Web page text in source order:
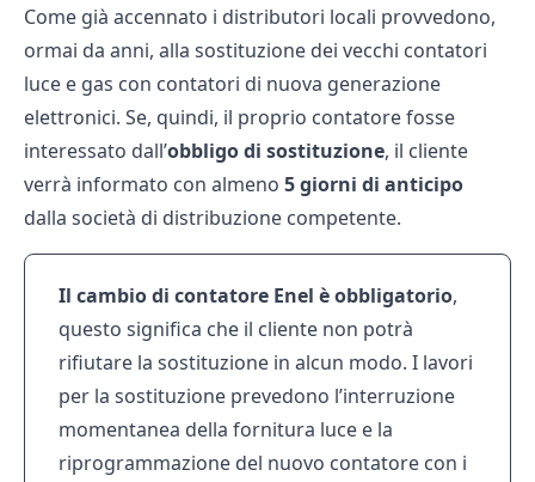
Come già accennato i distributori locali provvedono,
ormai da anni, alla sostituzione dei vecchi contatori
luce e gas con contatori di nuova generazione
elettronici. Se, quindi, il proprio contatore fosse
interessato dall’obbligo di sostituzione, il cliente
verrà informato con almeno 5 giorni di anticipo
dalla società di distribuzione competente.
Il cambio di contatore Enel è obbligatorio,
questo significa che il cliente non potrà
rifiutare la sostituzione in alcun modo. I lavori
per la sostituzione prevedono l’interruzione
momentanea della fornitura luce e la
riprogrammazione del nuovo contatore con i